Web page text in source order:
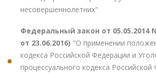
несовершеннолетних"
Федеральный закон от 05.05.2014
от 23.06.2016) "О применении
кодекса Российской Федерации и
процессуального кодекса